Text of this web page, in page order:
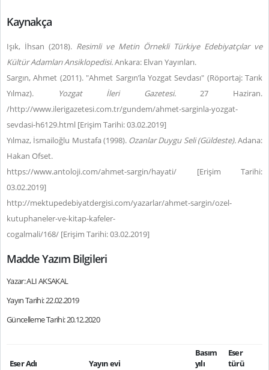
Kaynakça
Işık, İhsan (2018). Resimli ve Metin Örnekli Türkiye Edebiyatçılar ve
Kültür Adamları Ansiklopedisi.Ankara: Elvan Yayınları.
Sargın, Ahmet (2011). "Ahmet Sargın’la Yozgat Sevdası" (Röportaj: Tarık
Yılmaz).
Yozgat İleri Gazetesi.27 Haziran.
/http://www.ilerigazetesi.com.tr/gundem/ahmet-sarginla-yozgat-
sevdasi-h6129.html [Erişim Tarihi: 03.02.2019]
Yılmaz, İsmailoğlu Mustafa (1998). Ozanlar Duygu Seli (Güldeste).Adana:
Hakan Ofset.
https://www.antoloji.com/ahmet-sargin/hayati/ [Erişim Tarihi:
03.02.2019]
http://mektupedebiyatdergisi.com/yazarlar/ahmet-sargin/ozel-
kutuphaneler-ve-kitap-kafeler-
cogalmali/168/ [Erişim Tarihi: 03.02.2019]
Madde Yazım Bilgileri
Yazar: ALI AKSAKAL
Yayın Tarihi: 22.02.2019
Güncelleme Tarihi: 20.12.2020
Eser Adı Yayın evi
Basım
yılı
Eser
türü